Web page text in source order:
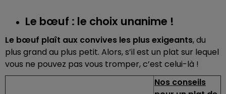
Le bœuf : le choix unanime !
Le bœuf plaît aux convives les plus exigeants, du
plus grand au plus petit. Alors, s’il est un plat sur lequel
vous ne pouvez pas vous tromper, c’est celui-là !
Nos conseils